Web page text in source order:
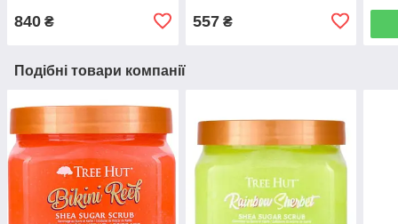
840 ₴ 557₴
Подібні товари компанії